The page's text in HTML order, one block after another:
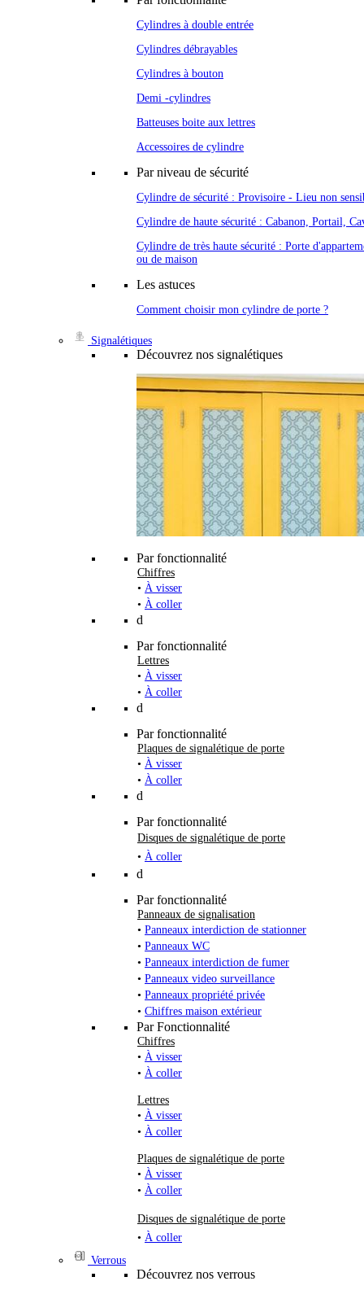
Cylindres à double entrée
Cylindres débrayables
Cylindres à bouton
Demi -cylindres
Batteuses boite aux lettres
Accessoires de cylindre
Par niveau de sécurité
Cylindre de sécurité : Provisoire - Lieu non
Cylindre de haute sécurité : Cabanon, Portail,
Cylindre de très haute sécurité : Porte
ou de maison
Les astuces
Comment choisir mon cylindre de porte ?
Signalétiques
Découvrez nos signalétiques
Par fonctionnalité
Chiffres
• À visser
• À coller
d
Par fonctionnalité
Lettres
• À visser
• À coller
d
Par fonctionnalité
Plaques de signalétique de porte
• À visser
• À coller
d
Par fonctionnalité
Disques de signalétique de porte
• À coller
d
Par fonctionnalité
Panneaux de signalisation
• Panneaux interdiction de stationner
• Panneaux WC
• Panneaux interdiction de fumer
• Panneaux video surveillance
• Panneaux propriété privée
• Chiffres maison extérieur
Par Fonctionnalité
Chiffres
• À visser
• À coller
Lettres
• À visser
• À coller
Plaques de signalétique de porte
• À visser
• À coller
Disques de signalétique de porte
• À coller
Verrous
Découvrez nos verrous